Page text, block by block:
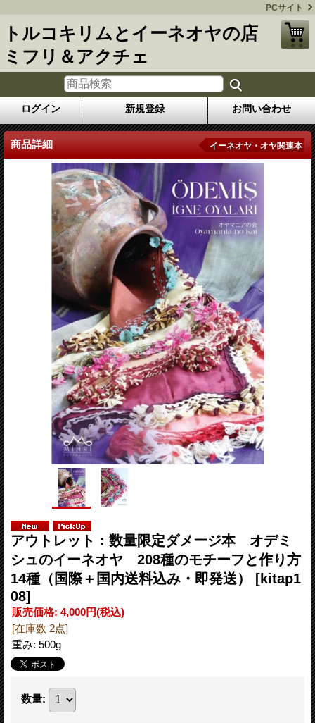
PCサイト
トルコキリムとイーネオヤの店
ミフリ＆アクチェ
ログイン 新規登録 お問い合わせ
商品詳細 イーネオヤ・オヤ関連本
アウトレット：数量限定ダメージ本 オデミ
シュのイーネオヤ 208種のモチーフと作り方
14種（国際＋国内送料込み・即発送） [kitap1
08]
販売価格: 4,000円(税込)
[在庫数 2点]
重み: 500g
数量: